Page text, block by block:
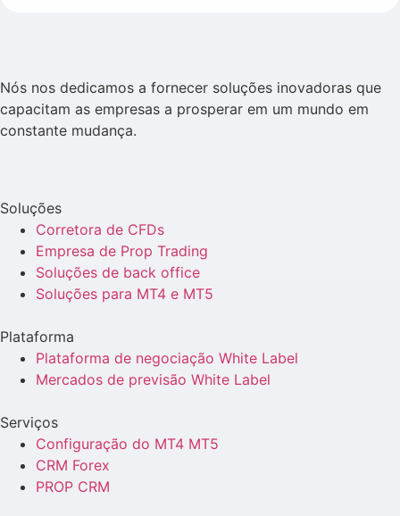
Nós nos dedicamos a fornecer soluções inovadoras que
capacitam as empresas a prosperar em um mundo em
constante mudança.
Soluções
Corretora de CFDs
Empresa de Prop Trading
Soluções de back office
Soluções para MT4 e MT5
Plataforma
Plataforma de negociação White Label
Mercados de previsão White Label
Serviços
Configuração do MT4 MT5
CRM Forex
PROP CRM